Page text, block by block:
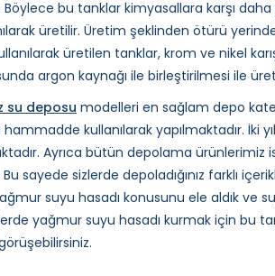
Böylece bu tanklar kimyasallara karşı
üretilir. Üretim şeklinden ötürü
üretilen tanklar, krom ve nikel
argon kaynağı ile birleştirilmesi ile
su deposu modelleri en sağlam depo
kullanılarak yapılmaktadır. İki
Ayrıca bütün depolama ürünlerimiz
sayede sizlerde depoladığınız farklı
suyu hasadı konusunu ele aldık
yağmur suyu hasadı kurmak için bu